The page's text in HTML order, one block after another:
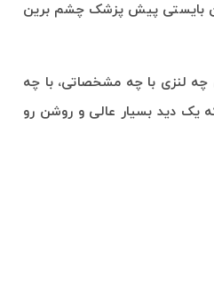
بایستی پیش پزشک چشم برین
چه لنزی با چه مشخصاتی، با چه
یک دید بسیار عالی و روشن رو